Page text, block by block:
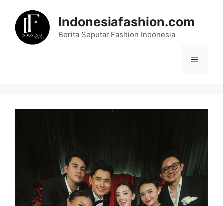
content
Indonesiafashion.com
Berita Seputar Fashion Indonesia
Menu